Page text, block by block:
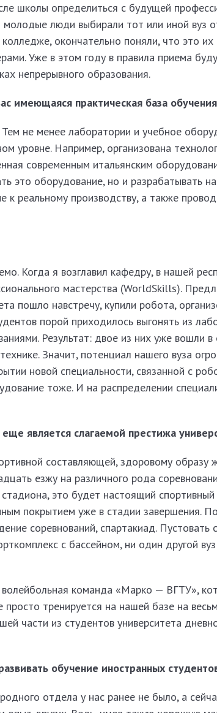
школы определиться с будущей
люди выбирали тот или иной вуз
колледже, окончательно поняли, что это
Уже в этом году в правила приема
непрерывного образования.
имеющаяся практическая база
не менее лаборатории и учебное
уровне. Например, организована
современным итальянским
это оборудование, но и разрабатывать
к реальному производству, а также
Когда я возглавил кафедру, в нашей
мастерства (WorldSkills).
пошло навстречу, купили робота,
порой приходилось выгонять из
Результат: двое из них уже вошли в
Значит, потенциал нашего вуза
новой специальности, связанной с
тоже. И на распределении
является слагаемой престижа
составляющей, здоровому образу
езжу на различного рода
это будет настоящий
покрытием уже в стадии завершения.
соревнований, спартакиад. Пустовать
с бассейном, ни один другой
команда «Марко — ВГТУ»,
просто тренируется на нашей базе на
части из студентов университета
обучение иностранных
отдела у нас ранее не было, а